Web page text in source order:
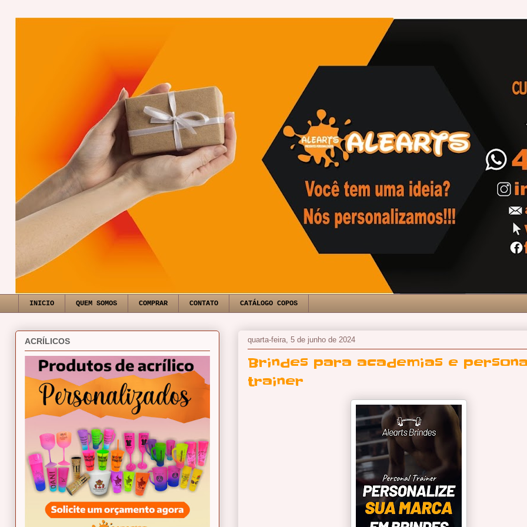
INICIO QUEM SOMOS COMPRAR CONTATO CATÁLOGO COPOS
quarta-feira, 5 de junho de 2024
Brindes para academias e
trainer
ACRÍLICOS